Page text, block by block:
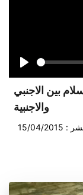
Seek
بين الاجنبي
والاجنبية
04/2015